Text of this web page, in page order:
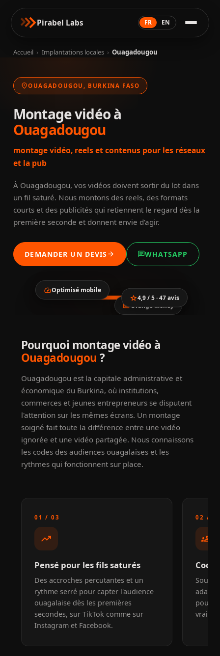
Pirabel Labs FR EN
Accueil › Implantations locales › Ouagadougou
location_onOUAGADOUGOU, BURKINA FASO
Montage vidéo à
Ouagadougou
montage vidéo, reels et contenus pour les réseaux
et la pub
À Ouagadougou, vos vidéos doivent sortir du lot dans
un fil saturé. Nous montons des reels, des formats
courts et des publicités qui retiennent le regard dès la
première seconde et donnent envie d'agir.
DEMANDER UN DEVISarrow_forward chatWHATSAPP
verified
Montage vidéo à
Ouagadougou
paymentsOrange Money
speedOptimisé mobile
star4,9 / 5 · 47 avis
Pourquoi montage vidéo à
Ouagadougou ?
Ouagadougou est la capitale administrative et
économique du Burkina, où institutions,
commerces et jeunes entrepreneurs se disputent
l'attention sur les mêmes écrans. Un montage
soigné fait toute la différence entre une vidéo
ignorée et une vidéo partagée. Nous connaissons
les codes des audiences ouagalaises et les
rythmes qui fonctionnent sur place.
01 / 03
trending_up
Pensé pour les fils saturés
Des accroches percutantes et un
rythme serré pour capter l'audience
ouagalaise dès les premières
secondes, sur TikTok comme sur
Instagram et Facebook.
02 /
groups
Sous-
pour